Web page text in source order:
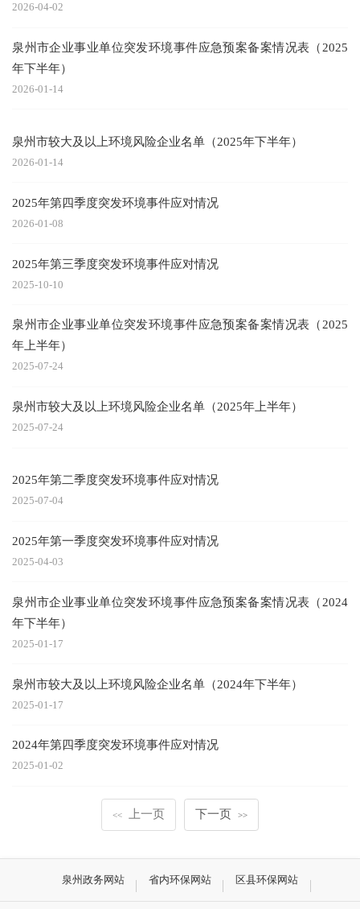
2026-04-02
泉州市企业事业单位突发环境事件应急预案备案情况表（2025
年下半年）
2026-01-14
泉州市较大及以上环境风险企业名单（2025年下半年）
2026-01-14
2025年第四季度突发环境事件应对情况
2026-01-08
2025年第三季度突发环境事件应对情况
2025-10-10
泉州市企业事业单位突发环境事件应急预案备案情况表（2025
年上半年）
2025-07-24
泉州市较大及以上环境风险企业名单（2025年上半年）
2025-07-24
2025年第二季度突发环境事件应对情况
2025-07-04
2025年第一季度突发环境事件应对情况
2025-04-03
泉州市企业事业单位突发环境事件应急预案备案情况表（2024
年下半年）
2025-01-17
泉州市较大及以上环境风险企业名单（2024年下半年）
2025-01-17
2024年第四季度突发环境事件应对情况
2025-01-02
<< 上一页 下一页 >>
泉州政务网站 省内环保网站 区县环保网站